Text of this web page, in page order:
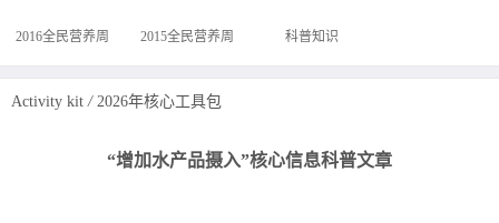
2016全民营养周 2015全民营养周 科普知识
Activity kit / 2026年核心工具包
“增加水产品摄入”核心信息科普文章